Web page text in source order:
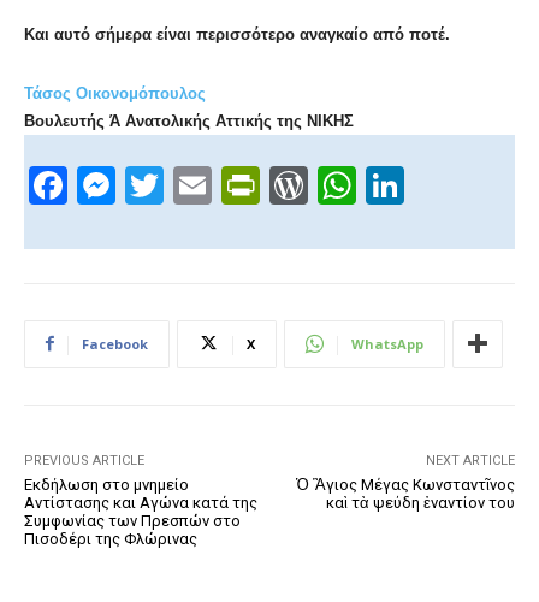
Και αυτό σήμερα είναι περισσότερο αναγκαίο από ποτέ.
Τάσος Οικονομόπουλος
Βουλευτής Ά Ανατολικής Αττικής της ΝΙΚΗΣ
F
c
b
k
M
ss
n
T
tt
E
ail
Pr
tF
W
d
e
W
at
A
k
dI
Facebook X WhatsApp
PREVIOUS ARTICLE
Εκδήλωση στο μνημείο
Αντίστασης και Αγώνα κατά της
Συμφωνίας των Πρεσπών στο
Πισοδέρι της Φλώρινας
NEXT ARTICLE
Ὁ Ἃγιος Μέγας Κωνσταντῖνος
καὶ τὰ ψεύδη ἐναντίον του